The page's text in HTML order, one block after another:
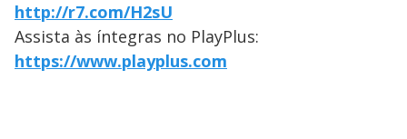
http://r7.com/H2sU
Assista às íntegras no PlayPlus:
https://www.playplus.com